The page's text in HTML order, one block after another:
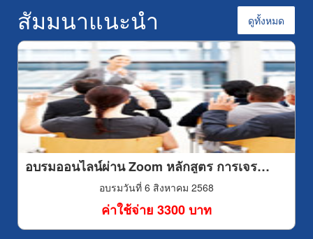
ควรแยะความสำคัญของเรื่องที่ฟังด้วย ดังนั้น คุณเองก็ต้อง
ย้อนกลับไปอ่านข้อที่ 1 ด้วยว่าตัวคุณเองมีจุดมุ่งหมาย
ความตระหนักในตนเองในการรับรู้ คุณค่าของผู้อื่น
เกิดการตอบสนองต่อความคิดนี้และเราก็จะเห็นเราสามารถ
ทำสิ่งต่างๆได้ ซึ่งจะก่อให้เกิดแรงบันดาลใจที่จะทำสิ่งต่างๆ
ให้ประสบความสำเร็จ 4.รู้จักบริหารเวลาได้อย่างมี
ประสิทธิภาพและชาญฉลาดทุกคนในโลกนี้มีเวลา 24
ชั่วโมงเท่ากันหมด แต่สิ่งที่ทำให้เกิดความแตกต่างคือ ใครใช้
เวลาที่มีอยู่นั้นได้คุ้มค่ากว่ากัน ได้ทุ่มเทเวลาทั้งหมดไปกับเป้า
หมายของตนหรือไม่ เมื่อตระหนักได้ตามนี้จะทำให้รู้ว่าควร
มุ่งมั่นต่อเป้าหมายของตนและดำเนินชีวิตได้ดียิ่งขึ้น 5.ความ
ผิดพลาดมีไว้ให้เรียนรู้ไม่ได้มีไว้ให้เจ็บช้ำหรือโศกเศร้า
เสียใจ แน่นอนว่าเราทุกคนไม่สามารถห้ามการเสียใจหรือ
โศกเศร้าเมื่อเกิดความผิดพลาดได้ แต่สิ่งที่สำคัญกว่าคือ เมื่อ
รู้ว่าผิดพลาดแล้วให้คิดหาสาเหตุของความผิดพลาดนั้น แล้ว
นำมาปรับปรุงแก้ไขไม่ให้เกิดขึ้นได้อีก 6.จดบันทึกคนประสบ
ความสำเร็จส่วนใหญ่จะใช้เวลาอย่างน้อย 1 ชั่วโมงต่อวัน
ในการคิดเพื่อที่จะคิดอย่างมีประสิทธิภาพ การจดบันทึกจะ
ช่วยให้เราจำสิ่งๆนั้นได้ดีขึ้นหลายเท่า นอกจากนี้คุณยัง
สามารถจดบันทึกเรื่องราวต่างๆ เช่น ความสำเร็จ ความล้ม
สัมมนาแนะนำ ดูทั้งหมด
อบรมออนไลน์ผ่าน Zoom หลักสูตร การเจรจาต่อรอง และการทำข้อตกลงเพื่อ..งานจัดซื้อ (Negotiation & Agreement for Purchasing)
อบรมวันที่ 6 สิงหาคม 2568
ค่าใช้จ่าย 3300 บาท